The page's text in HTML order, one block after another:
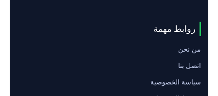
روابط مهمة
من نحن
اتصل بنا
سياسة الخصوصية